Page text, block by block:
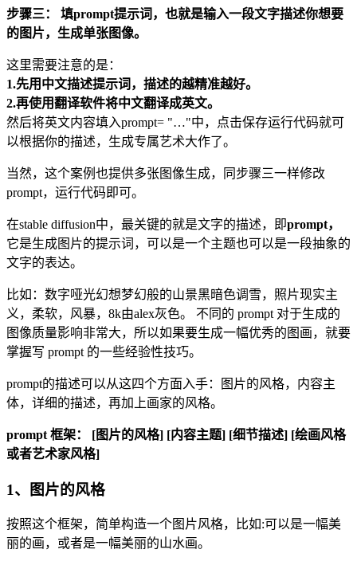
步骤三： 填prompt提示词，也就是输入一段文字描述你想要
的图片，生成单张图像。
这里需要注意的是：
1.先用中文描述提示词，描述的越精准越好。
2.再使用翻译软件将中文翻译成英文。
然后将英文内容填入prompt= "…"中，点击保存运行代码就可
以根据你的描述，生成专属艺术大作了。
当然，这个案例也提供多张图像生成，同步骤三一样修改
prompt，运行代码即可。
在stable diffusion中，最关键的就是文字的描述，即prompt，
它是生成图片的提示词，可以是一个主题也可以是一段抽象的
文字的表达。
比如：数字哑光幻想梦幻般的山景黑暗色调雪，照片现实主
义，柔软，风暴，8k由alex灰色。 不同的 prompt 对于生成的
图像质量影响非常大，所以如果要生成一幅优秀的图画，就要
掌握写 prompt 的一些经验性技巧。
prompt的描述可以从这四个方面入手：图片的风格，内容主
体，详细的描述，再加上画家的风格。
prompt 框架：
[图片的风格] [内容主题] [细节描述] [绘画风格
或者艺术家风格]
1、图片的风格
按照这个框架，简单构造一个图片风格，比如:可以是一幅美
丽的画，或者是一幅美丽的山水画。